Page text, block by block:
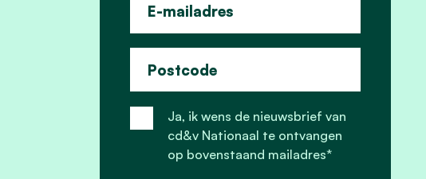
E-mailadres
Postcode
Ja, ik wens de nieuwsbrief van
cd&v Nationaal te ontvangen
op bovenstaand mailadres*